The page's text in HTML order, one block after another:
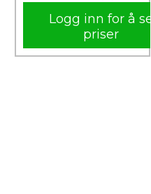
Logg inn for å se
priser